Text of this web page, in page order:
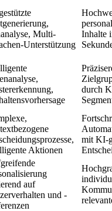
Multi-
Unterstützung
Inhalte
durch
Aktionen
mit KI-
auf
und -